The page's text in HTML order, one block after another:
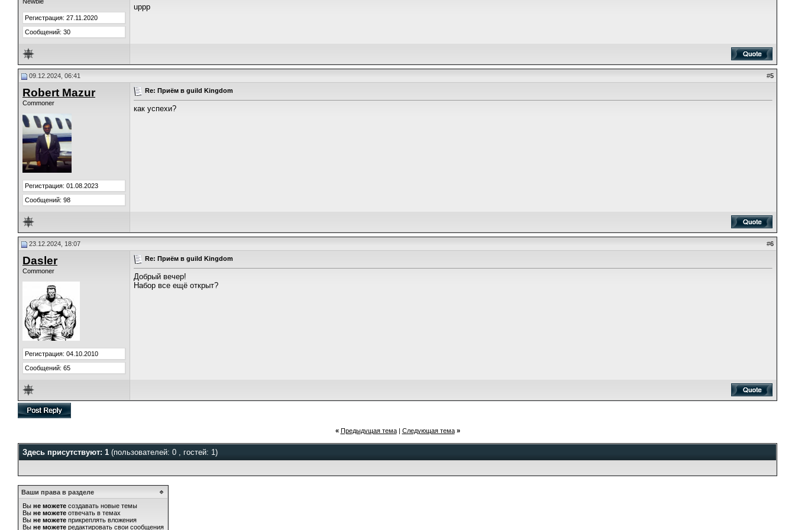
Регистрация: 27.11.2020
Сообщений: 30
uppp
09.12.2024, 06:41 #5
Robert Mazur
Commoner
Регистрация: 01.08.2023
Сообщений: 98
Re: Приём в guild Kingdom
как успехи?
23.12.2024, 18:07 #6
Dasler
Commoner
Регистрация: 04.10.2010
Сообщений: 65
Re: Приём в guild Kingdom
Добрый вечер!
Набор все ещё открыт?
« Предыдущая тема| Следующая тема »
Здесь присутствуют: 1 (пользователей: 0 , гостей: 1)
Ваши права в разделе
Вы не можете создавать новые темы
Вы не можете отвечать в темах
Вы не можете прикреплять вложения
Вы не можете редактировать свои сообщения